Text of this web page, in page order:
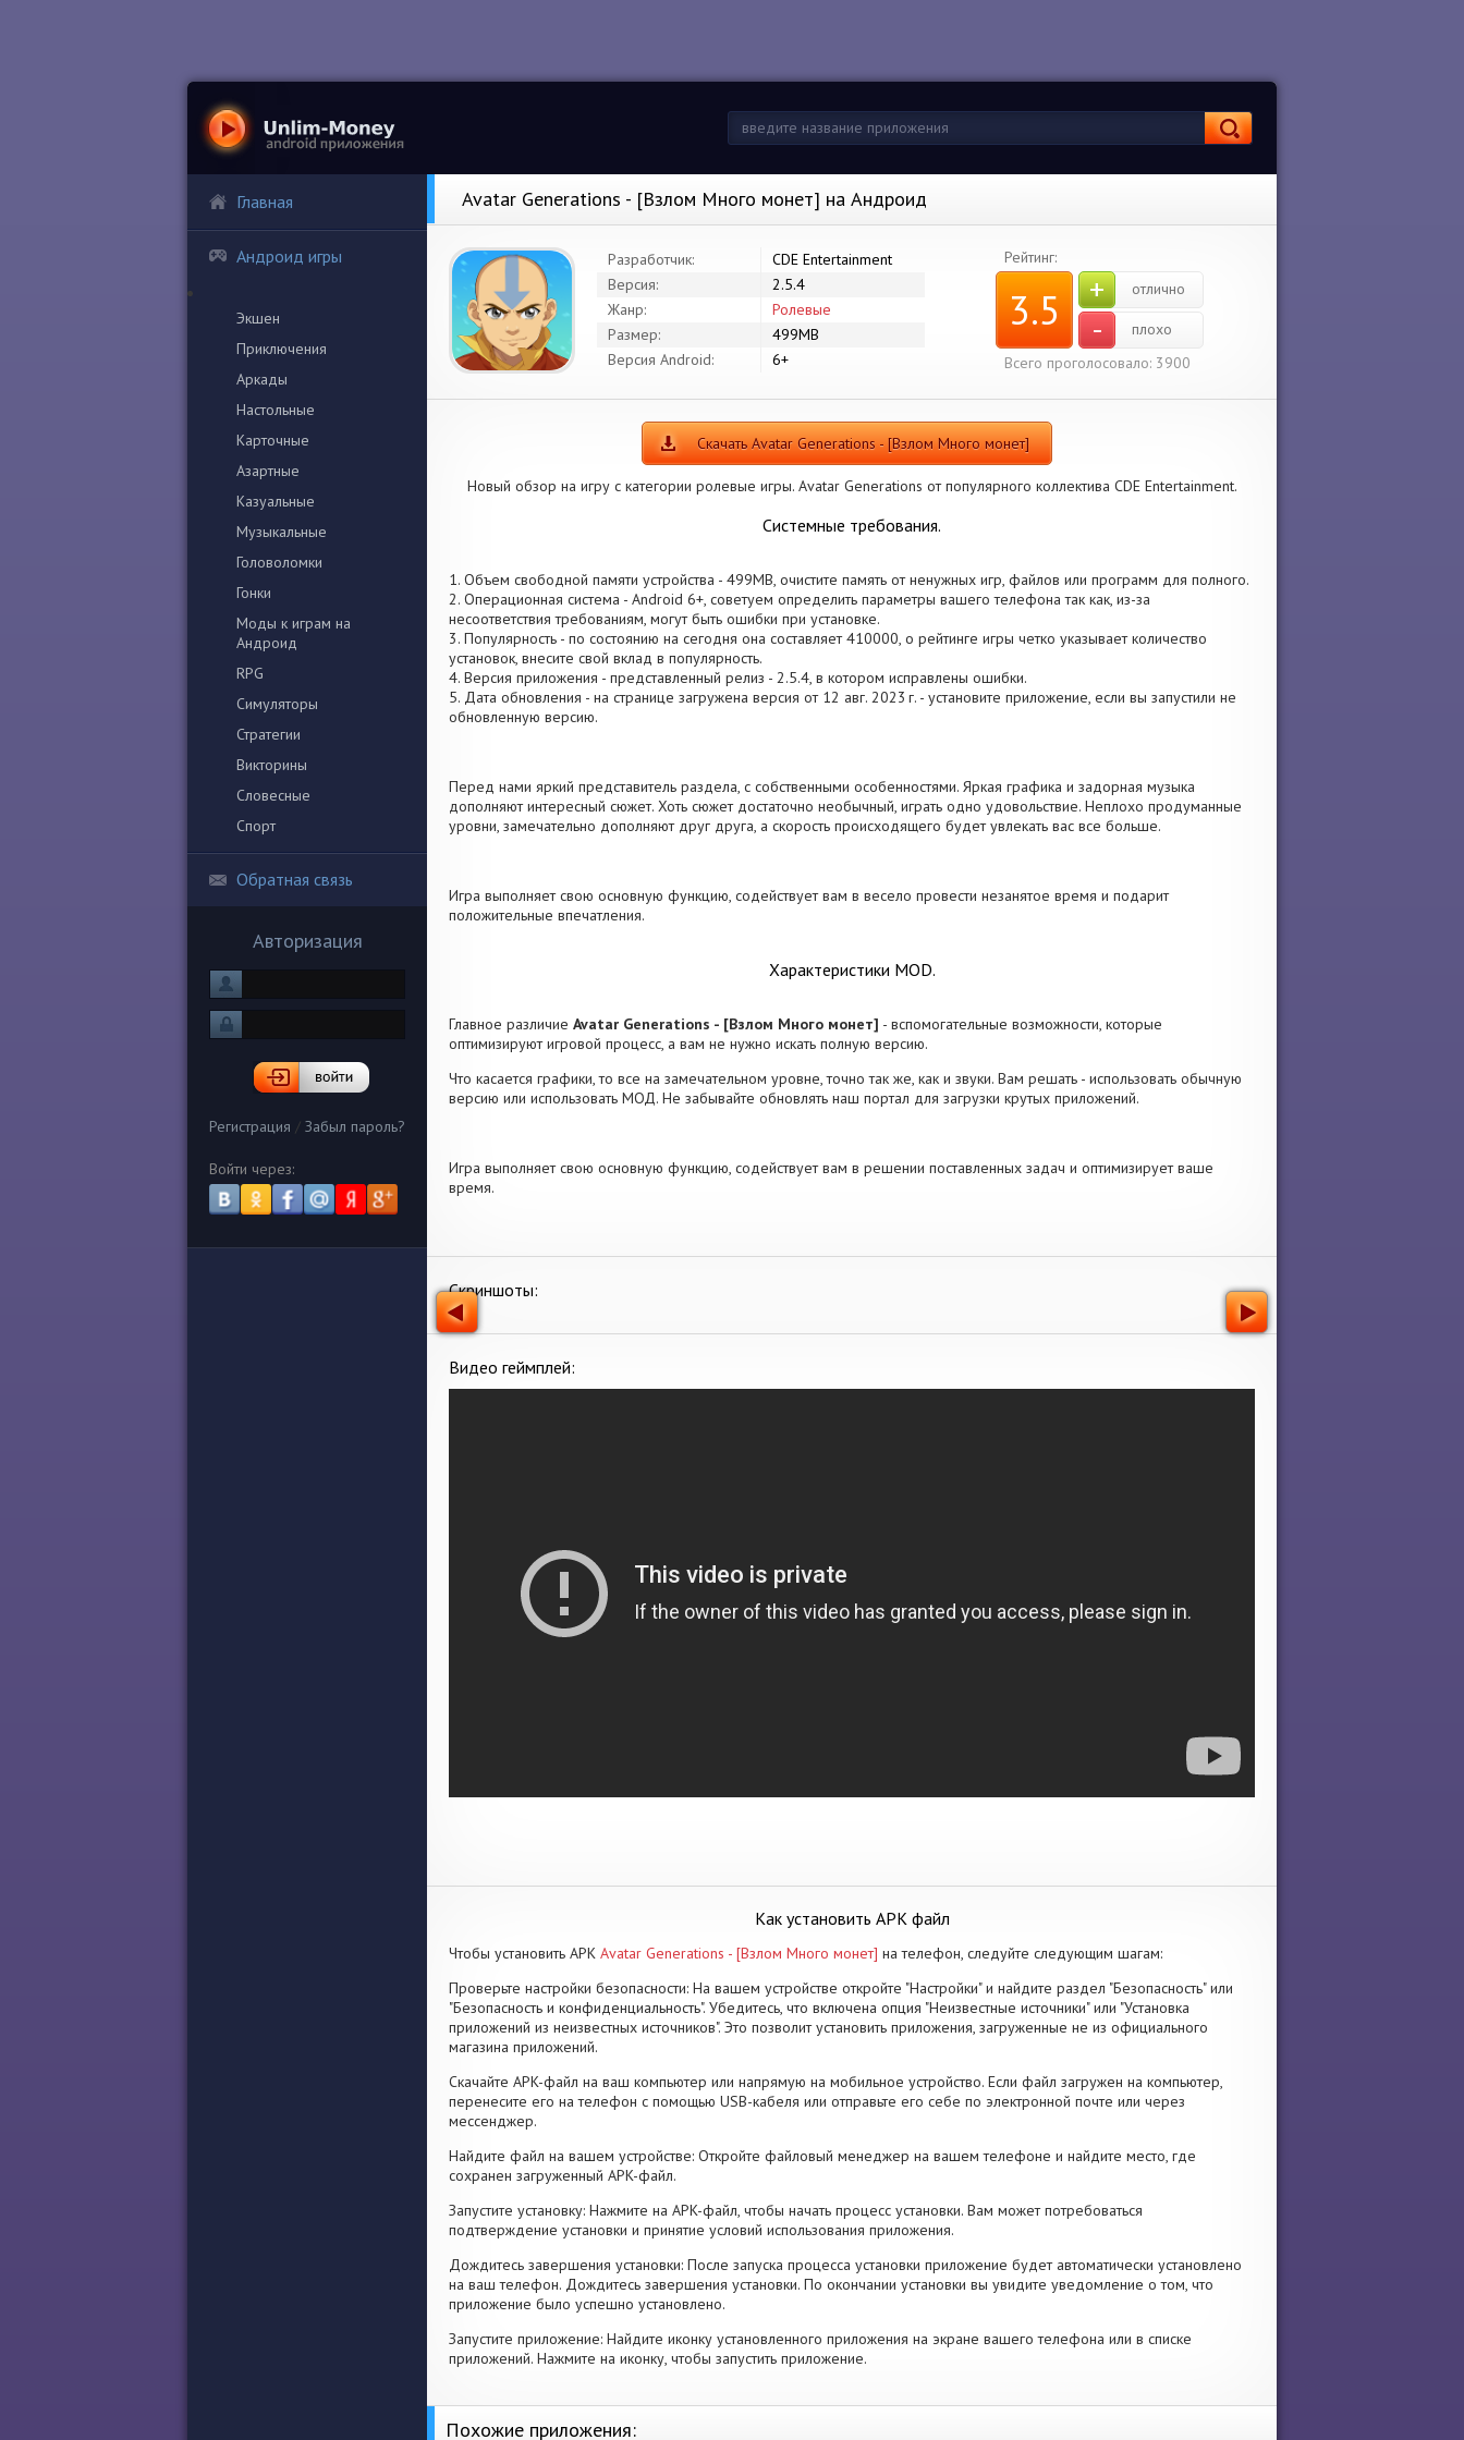
Главная
Андроид игры
Экшен
Приключения
Аркады
Настольные
Карточные
Азартные
Казуальные
Музыкальные
Головоломки
Гонки
Моды к играм на
Андроид
RPG
Симуляторы
Стратегии
Викторины
Словесные
Спорт
Обратная связь
Авторизация
Регистрация / Забыл пароль?
Войти через:
Avatar Generations - [Взлом Много монет] на Андроид
Разработчик:
CDE Entertainment
Версия:
2.5.4
Жанр:
Ролевые
Размер:
499MB
Версия Android:
6+
Рейтинг:
3.5 + отлично
-
плохо
Всего проголосовало: 3900
Скачать Avatar Generations - [Взлом Много монет]
Новый обзор на игру с категории ролевые игры. Avatar Generations от популярного коллектива CDE Entertainment.
Системные требования.
1. Объем свободной памяти устройства - 499MB, очистите память от ненужных игр, файлов или программ для полного.
2. Операционная система - Android 6+, советуем определить параметры вашего телефона так как, из-за
несоответствия требованиям, могут быть ошибки при установке.
3. Популярность - по состоянию на сегодня она составляет 410000, о рейтинге игры четко указывает количество
установок, внесите свой вклад в популярность.
4. Версия приложения - представленный релиз - 2.5.4, в котором исправлены ошибки.
5. Дата обновления - на странице загружена версия от 12 авг. 2023 г. - установите приложение, если вы запустили не
обновленную версию.
Перед нами яркий представитель раздела, с собственными особенностями. Яркая графика и задорная музыка
дополняют интересный сюжет. Хоть сюжет достаточно необычный, играть одно удовольствие. Неплохо продуманные
уровни, замечательно дополняют друг друга, а скорость происходящего будет увлекать вас все больше.
Игра выполняет свою основную функцию, содействует вам в весело провести незанятое время и подарит
положительные впечатления.
Характеристики MOD.
Главное различие Avatar Generations - [Взлом Много монет] - вспомогательные возможности, которые
оптимизируют игровой процесс, а вам не нужно искать полную версию.
Что касается графики, то все на замечательном уровне, точно так же, как и звуки. Вам решать - использовать обычную
версию или использовать МОД. Не забывайте обновлять наш портал для загрузки крутых приложений.
Игра выполняет свою основную функцию, содействует вам в решении поставленных задач и оптимизирует ваше
время.
Скриншоты:
Видео геймплей:
Как установить APK файл
Чтобы установить APK Avatar Generations - [Взлом Много монет] на телефон, следуйте следующим шагам:
Проверьте настройки безопасности: На вашем устройстве откройте "Настройки" и найдите раздел "Безопасность" или
"Безопасность и конфиденциальность". Убедитесь, что включена опция "Неизвестные источники" или "Установка
приложений из неизвестных источников". Это позволит установить приложения, загруженные не из официального
магазина приложений.
Скачайте APK-файл на ваш компьютер или напрямую на мобильное устройство. Если файл загружен на компьютер,
перенесите его на телефон с помощью USB-кабеля или отправьте его себе по электронной почте или через
мессенджер.
Найдите файл на вашем устройстве: Откройте файловый менеджер на вашем телефоне и найдите место, где
сохранен загруженный APK-файл.
Запустите установку: Нажмите на APK-файл, чтобы начать процесс установки. Вам может потребоваться
подтверждение установки и принятие условий использования приложения.
Дождитесь завершения установки: После запуска процесса установки приложение будет автоматически установлено
на ваш телефон. Дождитесь завершения установки. По окончании установки вы увидите уведомление о том, что
приложение было успешно установлено.
Запустите приложение: Найдите иконку установленного приложения на экране вашего телефона или в списке
приложений. Нажмите на иконку, чтобы запустить приложение.
Похожие приложения: